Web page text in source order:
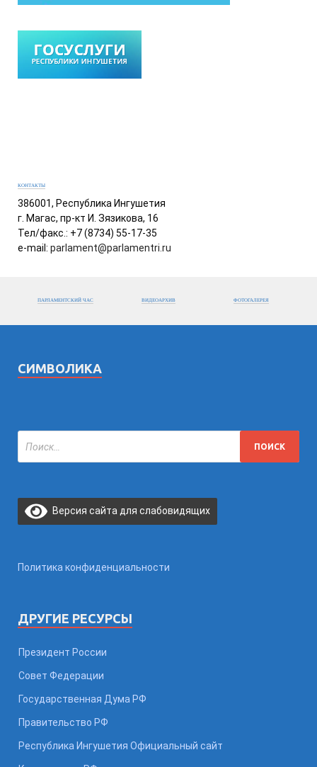
КОНТАКТЫ
386001, Республика Ингушетия
г. Магас, пр-кт И. Зязикова, 16
Тел/факс.: +7 (8734) 55-17-35
e-mail: parlament@parlamentri.ru
ПАРЛАМЕНТСКИЙ ЧАС ВИДЕОАРХИВ ФОТОГАЛЕРЕЯ
СИМВОЛИКА
Версия сайта для слабовидящих
Политика конфиденциальности
ДРУГИЕ РЕСУРСЫ
Президент России
Совет Федерации
Государственная Дума РФ
Правительство РФ
Республика Ингушетия Официальный сайт